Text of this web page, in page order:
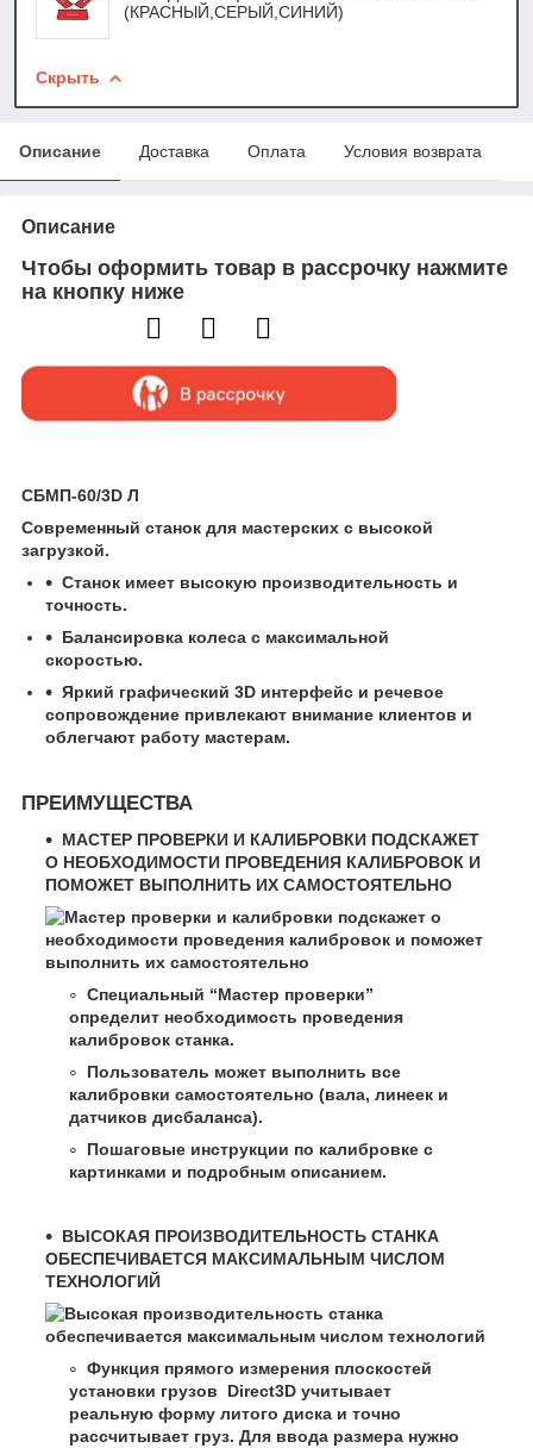
(КРАСНЫЙ,СЕРЫЙ,СИНИЙ)
Скрыть
Описание Доставка Оплата Условия возврата
Описание
Чтобы оформить товар в рассрочку нажмите
на кнопку ниже
СБМП-60/3D Л
Современный станок для мастерских с высокой
загрузкой.
Станок имеет высокую производительность и
точность.
Балансировка колеса с максимальной
скоростью.
Яркий графический 3D интерфейс и речевое
сопровождение привлекают внимание клиентов и
облегчают работу мастерам.
ПРЕИМУЩЕСТВА
МАСТЕР ПРОВЕРКИ И КАЛИБРОВКИ ПОДСКАЖЕТ
О НЕОБХОДИМОСТИ ПРОВЕДЕНИЯ КАЛИБРОВОК И
ПОМОЖЕТ ВЫПОЛНИТЬ ИХ САМОСТОЯТЕЛЬНО
Специальный “Мастер проверки”
определит необходимость проведения
калибровок станка.
Пользователь может выполнить все
калибровки самостоятельно (вала, линеек и
датчиков дисбаланса).
Пошаговые инструкции по калибровке с
картинками и подробным описанием.
ВЫСОКАЯ ПРОИЗВОДИТЕЛЬНОСТЬ СТАНКА
ОБЕСПЕЧИВАЕТСЯ МАКСИМАЛЬНЫМ ЧИСЛОМ
ТЕХНОЛОГИЙ
Функция прямого измерения плоскостей
установки грузов Direct3D учитывает
реальную форму литого диска и точно
рассчитывает груз. Для ввода размера нужно